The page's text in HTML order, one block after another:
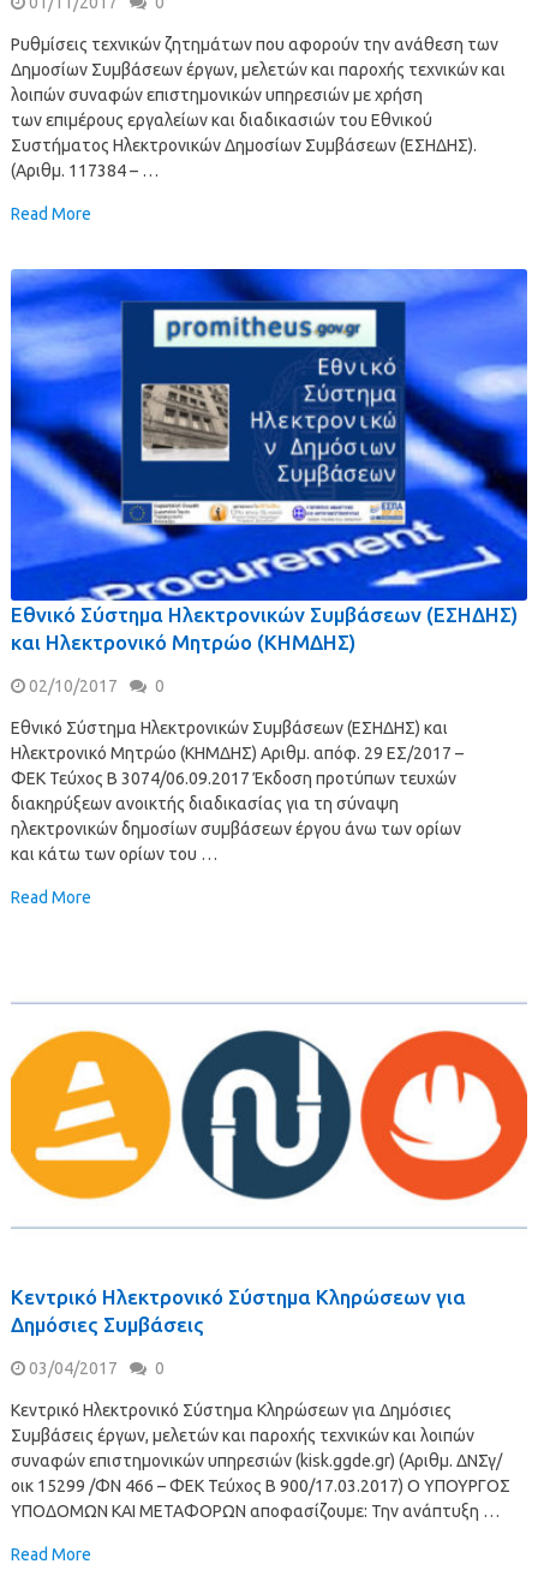
Ρυθμίσεις τεχνικών ζητημάτων που αφορούν την ανάθεση των
Δημοσίων Συμβάσεων έργων, μελετών και παροχής τεχνικών και
λοιπών συναφών επιστημονικών υπηρεσιών με χρήση
των επιμέρους εργαλείων και διαδικασιών του Εθνικού
Συστήματος Ηλεκτρονικών Δημοσίων Συμβάσεων (ΕΣΗΔΗΣ).
(Αριθμ. 117384 – …
Read More
Εθνικό Σύστημα Ηλεκτρονικών Συμβάσεων (ΕΣΗΔΗΣ)
και Ηλεκτρονικό Μητρώο (ΚΗΜΔΗΣ)
02/10/2017 0
Εθνικό Σύστημα Ηλεκτρονικών Συμβάσεων (ΕΣΗΔΗΣ) και
Ηλεκτρονικό Μητρώο (ΚΗΜΔΗΣ) Αριθμ. απόφ. 29 ΕΣ/2017 –
ΦΕΚ Τεύχος Β 3074/06.09.2017 Έκδοση προτύπων τευχών
διακηρύξεων ανοικτής διαδικασίας για τη σύναψη
ηλεκτρονικών δημοσίων συμβάσεων έργου άνω των ορίων
και κάτω των ορίων του …
Read More
Κεντρικό Ηλεκτρονικό Σύστημα Κληρώσεων για
Δημόσιες Συμβάσεις
03/04/2017 0
Κεντρικό Ηλεκτρονικό Σύστημα Κληρώσεων για Δημόσιες
Συμβάσεις έργων, μελετών και παροχής τεχνικών και λοιπών
συναφών επιστημονικών υπηρεσιών (kisk.ggde.gr) (Αριθμ. ΔΝΣγ/
οικ 15299 /ΦΝ 466 – ΦΕΚ Τεύχος Β 900/17.03.2017) Ο ΥΠΟΥΡΓΟΣ
ΥΠΟΔΟΜΩΝ ΚΑΙ ΜΕΤΑΦΟΡΩΝ αποφασίζουμε: Την ανάπτυξη …
Read More